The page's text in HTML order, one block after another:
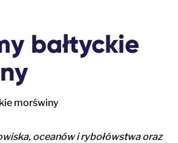
ZALOGUJ SIĘ
bałtyckie
oceanów i rybołówstwa oraz